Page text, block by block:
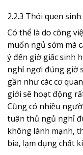
2.2.3 Thói quen
Có thể là do công
muốn ngủ sớm mà
ý đến giờ giấc sinh
nghỉ ngơi đúng giờ
gần như các cơ
giới sẽ hoạt động
Cũng có nhiều
tuân thủ ngủ nghỉ
không lành mạnh,
bia, lạm dụng chất